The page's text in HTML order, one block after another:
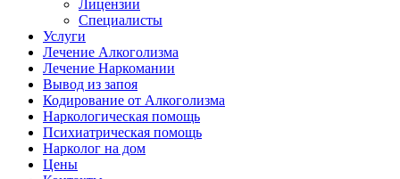
Лицензии
Специалисты
Услуги
Лечение Алкоголизма
Лечение Наркомании
Вывод из запоя
Кодирование от Алкоголизма
Наркологическая помощь
Психиатрическая помощь
Нарколог на дом
Цены